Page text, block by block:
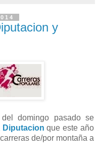
y
domingo pasado se
Diputacion que este año
de/por montaña a